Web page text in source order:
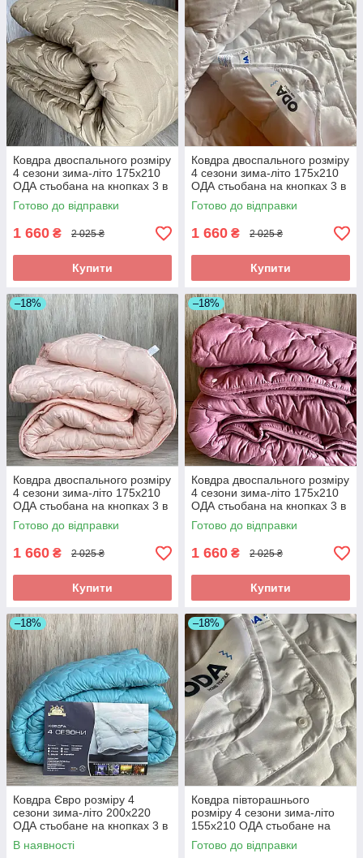
Ковдра двоспального розміру
4 сезони зима-літо 175х210
ОДА стьобана на кнопках 3 в
1, Колір - Бежевий
Готово до відправки
1 660 ₴ 2 025 ₴
Купити
Ковдра двоспального розміру
4 сезони зима-літо 175х210
ОДА стьобана на кнопках 3 в
1, Колір - Белый
Готово до відправки
1 660 ₴ 2 025 ₴
Купити
–18%
Ковдра двоспального розміру
4 сезони зима-літо 175х210
ОДА стьобана на кнопках 3 в
1, Колір - Ніжно кораловий
Готово до відправки
1 660 ₴ 2 025 ₴
Купити
–18%
Ковдра двоспального розміру
4 сезони зима-літо 175х210
ОДА стьобана на кнопках 3 в
1, Колір - Малиновий
Готово до відправки
1 660 ₴ 2 025 ₴
Купити
–18%
Ковдра Євро розміру 4
сезони зима-літо 200х220
ОДА стьобане на кнопках 3 в
1, Колір - Бирюзовый
В наявності
–18%
Ковдра півторашнього
розміру 4 сезони зима-літо
155х210 ОДА стьобане на
кнопках 3 в 1, Колір - білий
Готово до відправки